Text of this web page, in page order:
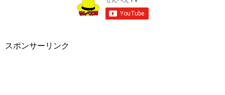
スポンサーリンク